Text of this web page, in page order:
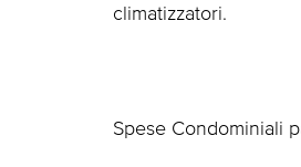
climatizzatori.
Spese Condominiali